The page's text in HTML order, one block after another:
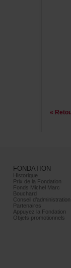
FONDATION
Historique
PrixdelaFondation
FondsMichelMarc
Bouchard
Conseild’administration
Partenaires
AppuyezlaFondation
Objetspromotionnels